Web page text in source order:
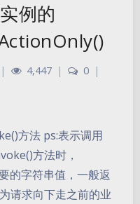
例的
| 4,447 | 0 |
方法 ps:表示调用
方法时，
的字符串值，一般返
请求向下走之前的业